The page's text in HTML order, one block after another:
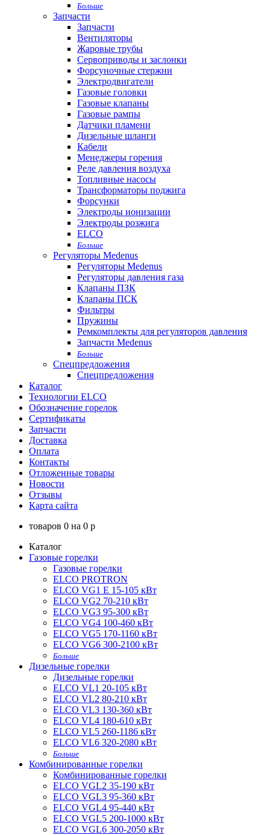
Больше
Запчасти
Запчасти
Вентиляторы
Жаровые трубы
Сервоприводы и заслонки
Форсуночные стержни
Электродвигатели
Газовые головки
Газовые клапаны
Газовые рампы
Датчики пламени
Дизельные шланги
Кабели
Менеджеры горения
Реле давления воздуха
Топливные насосы
Трансформаторы поджига
Форсунки
Электроды ионизации
Электроды розжига
ELCO
Больше
Регуляторы Medenus
Регуляторы Medenus
Регуляторы давления газа
Клапаны ПЗК
Клапаны ПСК
Фильтры
Пружины
Ремкомплекты для регуляторов давления
Запчасти Medenus
Больше
Спецпредложения
Спецпредложения
Каталог
Технологии ELCO
Обозначение горелок
Сертификаты
Запчасти
Доставка
Оплата
Контакты
Отложенные товары
Новости
Отзывы
Карта сайта
товаров 0 на 0 p
Каталог
Газовые горелки
Газовые горелки
ELCO PROTRON
ELCO VG1 E 15-105 кВт
ELCO VG2 70-210 кВт
ELCO VG3 95-300 кВт
ELCO VG4 100-460 кВт
ELCO VG5 170-1160 кВт
ELCO VG6 300-2100 кВт
Больше
Дизельные горелки
Дизельные горелки
ELCO VL1 20-105 кВт
ELCO VL2 80-210 кВт
ELCO VL3 130-360 кВт
ELCO VL4 180-610 кВт
ELCO VL5 260-1186 кВт
ELCO VL6 320-2080 кВт
Больше
Комбинированные горелки
Комбинированные горелки
ELCO VGL2 35-190 кВт
ELCO VGL3 95-360 кВт
ELCO VGL4 95-440 кВт
ELCO VGL5 200-1000 кВт
ELCO VGL6 300-2050 кВт